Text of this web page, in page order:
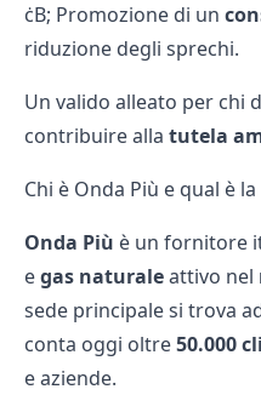
ċB;️ Promozione di un
riduzione degli sprechi.
Un valido alleato per chi
contribuire alla tutela
Chi è Onda Più e qual è
Onda Più è un fornitore
egas naturaleattivo nel
sede principale si trova
conta oggi oltre50.000
e aziende.